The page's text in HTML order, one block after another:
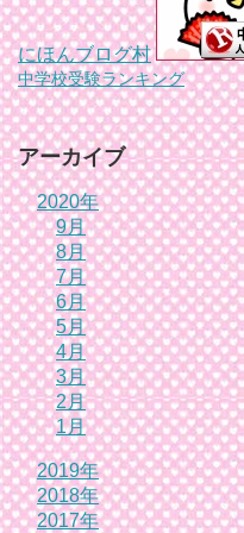
にほんブログ村
中学校受験ランキング
アーカイブ
2020年
9月
8月
7月
6月
5月
4月
3月
2月
1月
2019年
2018年
2017年